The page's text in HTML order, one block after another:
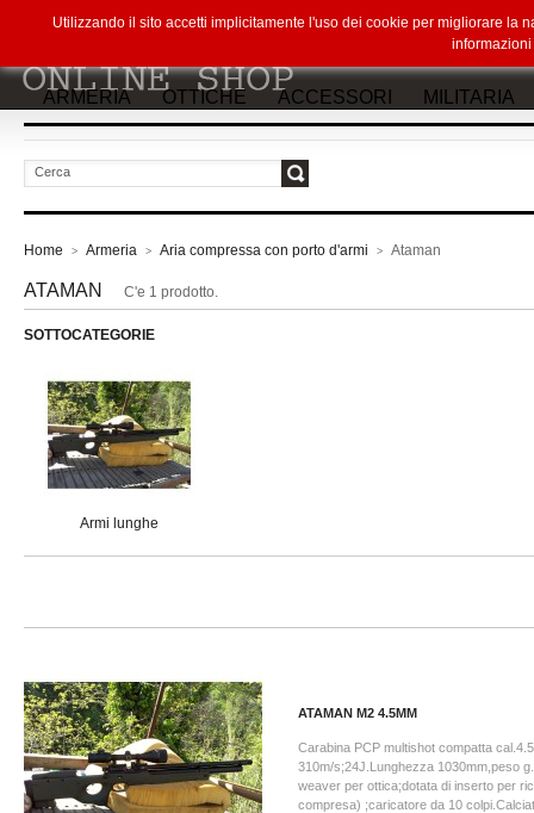
ARMERIA OTTICHE ACCESSORI MILITARIA
Home > Armeria > Aria compressa con porto d'armi > Ataman
ATAMAN C'e 1 prodotto.
SOTTOCATEGORIE
Armi lunghe
ATAMAN M2 4.5MM
Carabina PCP multishot compatta
310m/s;24J.Lunghezza 1030mm,peso
weaver per ottica;dotata di inserto per
compresa) ;caricatore da 10
Utilizzando il sito accetti implicitamente l'uso dei cookie per migliorare la
informazioni